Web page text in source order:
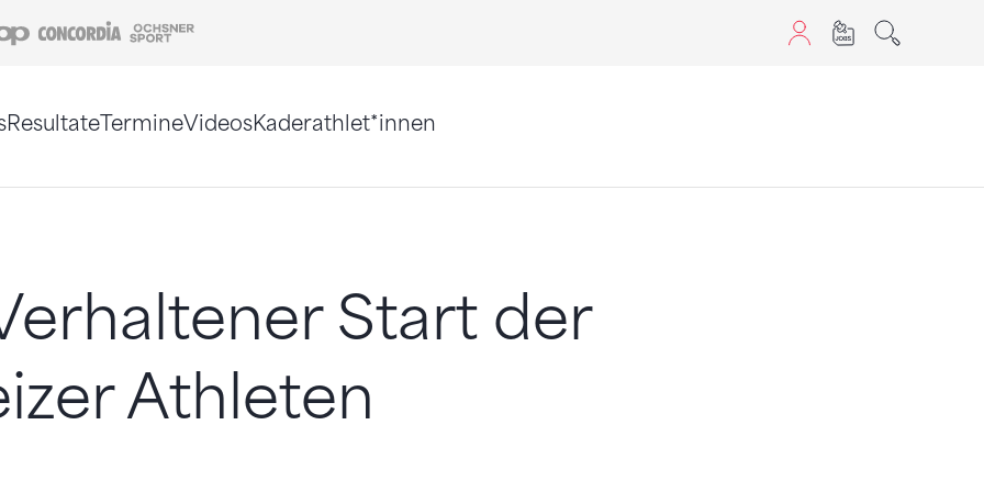
Coop Concordia
ResultateTermineVideosKaderathlet*innen
Start der
Athleten